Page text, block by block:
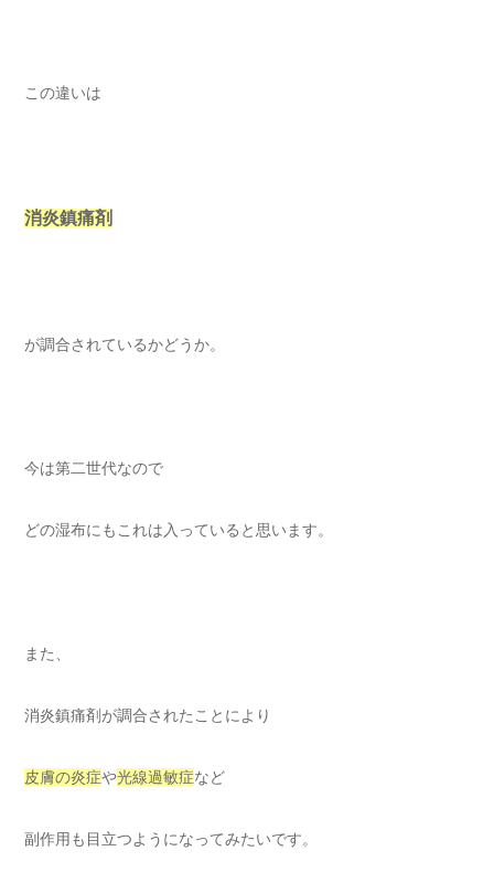
この違いは
消炎鎮痛剤
が調合されているかどうか。
今は第二世代なので
どの湿布にもこれは入っていると思います。
また、
消炎鎮痛剤が調合されたことにより
皮膚の炎症や光線過敏症など
副作用も目立つようになってみたいです。